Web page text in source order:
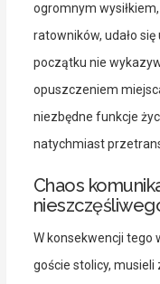
ogromnym
ratowników, udało
początku nie
opuszczeniem
niezbędne funkcje
natychmiast
Chaos
W konsekwencji tego
goście stolicy,